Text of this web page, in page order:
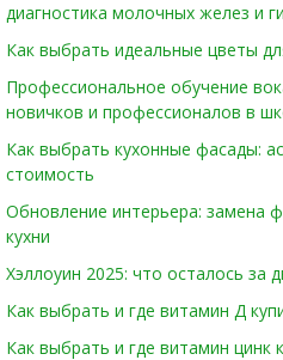
диагностика молочных желез и
Как выбрать идеальные цветы
Профессиональное обучение
новичков и профессионалов в
Как выбрать кухонные фасады:
стоимость
Обновление интерьера: замена
кухни
Хэллоуин 2025: что осталось за
Как выбрать и где витамин Д
Как выбрать и где витамин цинк